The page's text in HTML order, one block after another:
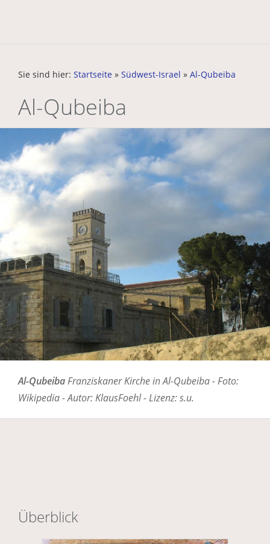
Sie sind hier: Startseite » Südwest-Israel » Al-Qubeiba
Al-Qubeiba
Al-QubeibaFranziskaner Kirche in Al-Qubeiba - Foto:
Wikipedia - Autor: KlausFoehl - Lizenz: s.u.
Überblick